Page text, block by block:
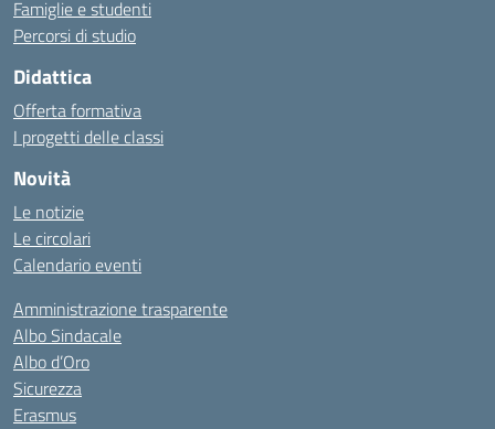
Famiglie e studenti
Percorsi di studio
Didattica
Offerta formativa
I progetti delle classi
Novità
Le notizie
Le circolari
Calendario eventi
Amministrazione trasparente
Albo Sindacale
Albo d’Oro
Sicurezza
Erasmus